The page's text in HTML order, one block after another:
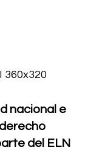
nacional e
del ELN